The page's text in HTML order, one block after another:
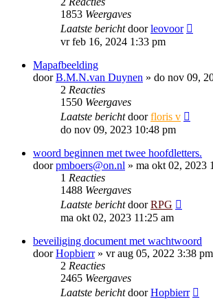
1853 Weergaves
Laatste berichtdoorleovoor
vr feb 16, 2024 1:33 pm
Mapafbeelding
doorB.M.N.van Duynen » do nov 09,
2 Reacties
1550 Weergaves
Laatste berichtdoorfloris v
do nov 09, 2023 10:48 pm
woord beginnen met twee hoofdletters.
doorpmboers@on.nl » ma okt 02, 2023
1 Reacties
1488 Weergaves
Laatste berichtdoorRPG
ma okt 02, 2023 11:25 am
beveiliging document met wachtwoord
doorHopbierr» vr aug 05, 2022 3:38 pm
2 Reacties
2465 Weergaves
Laatste berichtdoorHopbierr